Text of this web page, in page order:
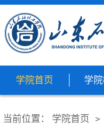
学院首页 学
当前位置： 学院首页 >